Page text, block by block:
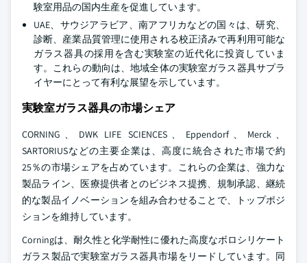
験室用品の国内生産を促進しています。
UAE、サウジアラビア、南アフリカなどの国々は、研究、
診断、産業品質管理に使用される校正済みで再利用可能な
ガラス器具の採用を含む実験室の近代化に投資していま
す。これらの動向は、地域全体の実験室ガラス器具サプラ
イヤーにとって有利な展望を示しています。
実験室ガラス器具の市場シェア
CORNING、DWK LIFE SCIENCES、Eppendorf、Merck、
SARTORIUSなどの主要企業は、高度に統合された市場で約
25％の市場シェアを占めています。これらの企業は、強力な
製品ライン、医療提供者とのビジネス提携、規制承認、継続
的な製品イノベーションを組み合わせることで、トップポジ
ションを維持しています。
Corningは、耐久性と化学耐性に優れた高度なボロシリケート
ガラス製品で実験室ガラス器具市場をリードしています。同